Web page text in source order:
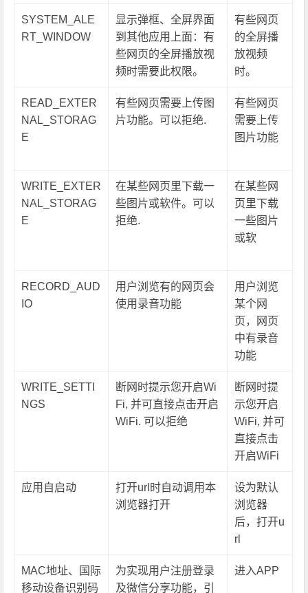
SYSTEM_ALE
RT_WINDOW
显示弹框、全屏界面
到其他应用上面：有
些网页的全屏播放视
频时需要此权限。
有些网页
的全屏播
放视频
时。
READ_EXTER
NAL_STORAG
E
有些网页需要上传图
片功能。可以拒绝.
有些网页
需要上传
图片功能
WRITE_EXTER
NAL_STORAG
E
在某些网页里下载一
些图片或软件。可以
拒绝.
在某些网
页里下载
一些图片
或软
RECORD_AUD
IO
用户浏览有的网页会
使用录音功能
用户浏览
某个网
页，网页
中有录音
功能
WRITE_SETTI
NGS
断网时提示您开启Wi
Fi, 并可直接点击开启
WiFi. 可以拒绝
断网时提
示您开启
WiFi, 并可
直接点击
开启WiFi
应用自启动
打开url时自动调用本
浏览器打开
设为默认
浏览器
后，打开u
rl
MAC地址、国际
移动设备识别码
为实现用户注册登录
及微信分享功能，引
进入APP